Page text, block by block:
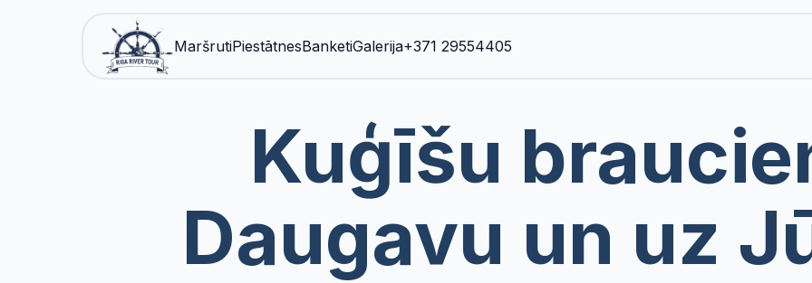
MaršrutiPiestātnesBanketiGalerija+371 29554405
Kuģīšu
Daugavu un uz